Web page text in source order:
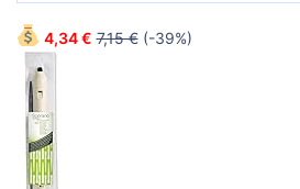
4,34 € 7,15 €(-39%)